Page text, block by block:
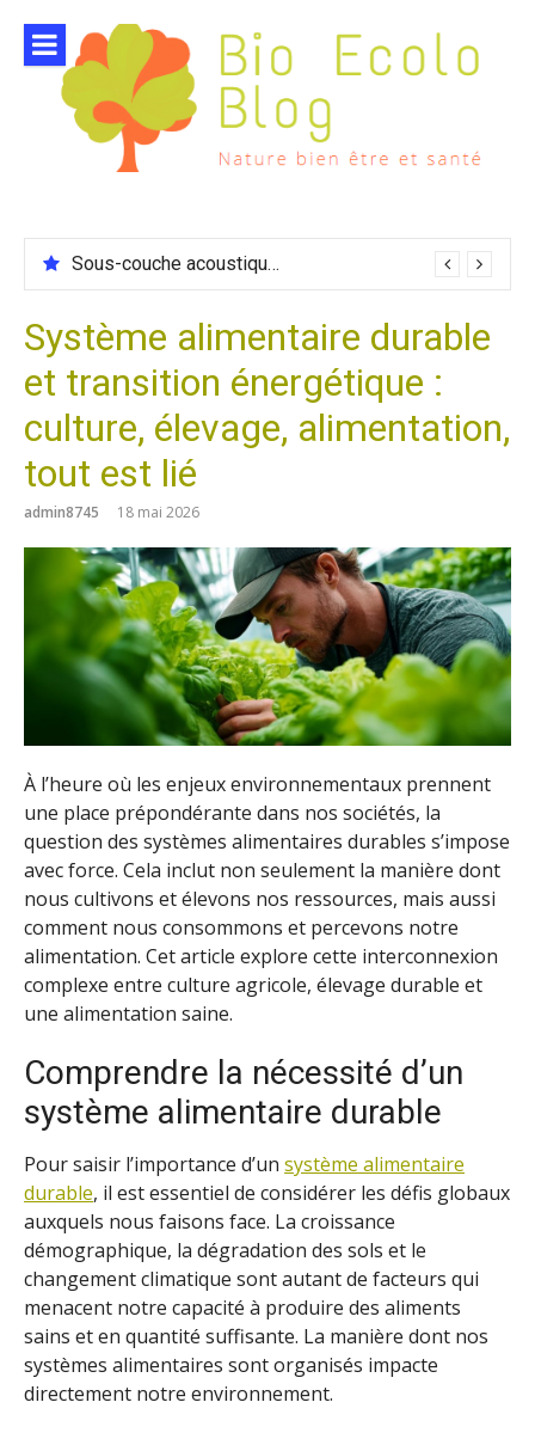
contenu
Sous-couche acoustique compatible chauffage sol
Système alimentaire durable
et transition énergétique :
culture, élevage, alimentation,
tout est lié
admin8745 18 mai 2026
À l’heure où les enjeux environnementaux prennent
une place prépondérante dans nos sociétés, la
question des systèmes alimentaires durables s’impose
avec force. Cela inclut non seulement la manière dont
nous cultivons et élevons nos ressources, mais aussi
comment nous consommons et percevons notre
alimentation. Cet article explore cette interconnexion
complexe entre culture agricole, élevage durable et
une alimentation saine.
Comprendre la nécessité d’un
système alimentaire durable
Pour saisir l’importance d’un système alimentaire
durable, il est essentiel de considérer les défis globaux
auxquels nous faisons face. La croissance
démographique, la dégradation des sols et le
changement climatique sont autant de facteurs qui
menacent notre capacité à produire des aliments
sains et en quantité suffisante. La manière dont nos
systèmes alimentaires sont organisés impacte
directement notre environnement.